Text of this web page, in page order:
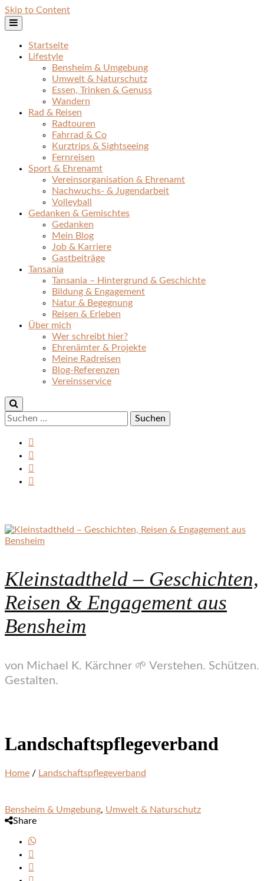
Skip to Content
Startseite
Lifestyle
Bensheim & Umgebung
Umwelt & Naturschutz
Essen, Trinken & Genuss
Wandern
Rad & Reisen
Radtouren
Fahrrad & Co
Kurztrips & Sightseeing
Fernreisen
Sport & Ehrenamt
Vereinsorganisation & Ehrenamt
Nachwuchs- & Jugendarbeit
Volleyball
Gedanken & Gemischtes
Gedanken
Mein Blog
Job & Karriere
Gastbeiträge
Tansania
Tansania – Hintergrund & Geschichte
Bildung & Engagement
Natur & Begegnung
Reisen & Erleben
Über mich
Wer schreibt hier?
Ehrenämter & Projekte
Meine Radreisen
Blog-Referenzen
Vereinsservice
Suchen
nach:
Kleinstadtheld – Geschichten,
Reisen & Engagement aus
Bensheim
von Michael K. Kärchner 🌱 Verstehen. Schützen.
Gestalten.
Landschaftspflegeverband
Home / Landschaftspflegeverband
Bensheim & Umgebung, Umwelt & Naturschutz
Share